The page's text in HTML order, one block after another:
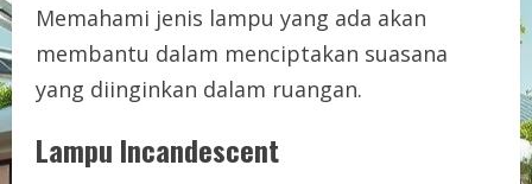
Memahami jenis lampu yang ada akan
membantu dalam menciptakan suasana
yang diinginkan dalam ruangan.
Lampu Incandescent